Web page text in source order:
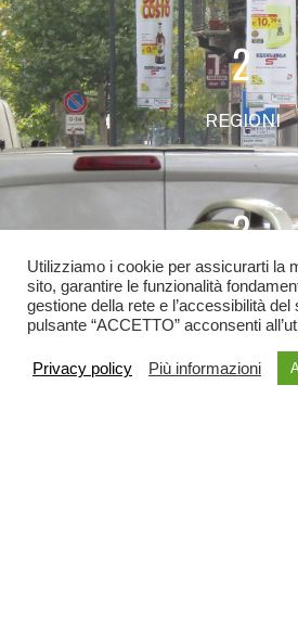
REGIONI
2
COMUNI
2
Utilizziamo i cookie per assicurarti la
sito, garantire le funzionalità
gestione della rete e l’accessibilità del
pulsante “ACCETTO” acconsenti
Privacy policy Più informazioni